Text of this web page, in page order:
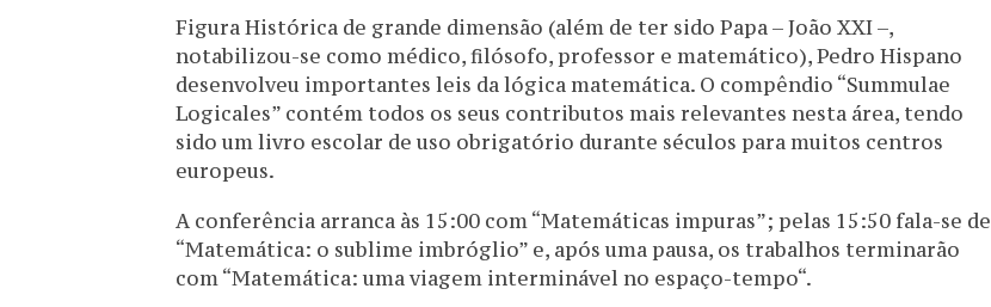
Figura Histórica de grande dimensão (além de ter sido Papa – João XXI –,
notabilizou-se como médico, filósofo, professor e matemático), Pedro Hispano
desenvolveu importantes leis da lógica matemática. O compêndio “Summulae
Logicales” contém todos os seus contributos mais relevantes nesta área, tendo
sido um livro escolar de uso obrigatório durante séculos para muitos centros
europeus.
A conferência arranca às 15:00 com “Matemáticas impuras”; pelas 15:50 fala-se de
“Matemática: o sublime imbróglio” e, após uma pausa, os trabalhos terminarão
com “Matemática: uma viagem interminável no espaço-tempo“.